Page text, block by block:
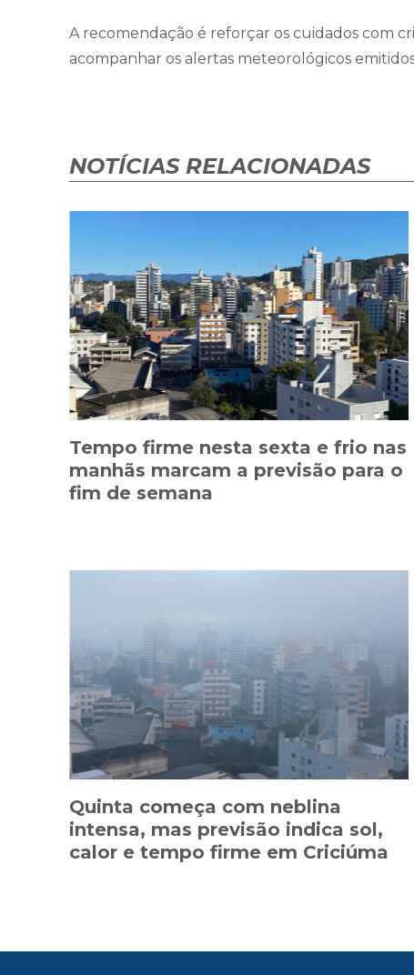
A recomendação é reforçar os cuidados com
acompanhar os alertas meteorológicos
NOTÍCIAS RELACIONADAS
Tempo firme nesta sexta e frio nas
manhãs marcam a previsão para o
fim de semana
Quinta começa com neblina
intensa, mas previsão indica sol,
calor e tempo firme em Criciúma